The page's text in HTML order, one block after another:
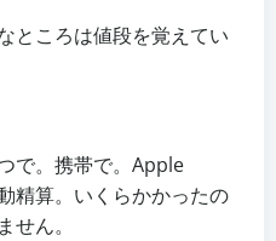
ところは値段を覚えてい
で。携帯で。Apple
精算。いくらかかったの
ん。